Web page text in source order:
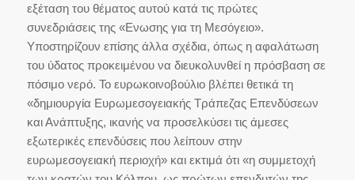
εξέταση του θέματος αυτού κατά τις πρώτες
συνεδριάσεις της «Ενωσης για τη Μεσόγειο».
Υποστηρίζουν επίσης άλλα σχέδια, όπως η αφαλάτωση
του ύδατος προκειμένου να διευκολυνθεί η πρόσβαση σε
πόσιμο νερό. Το ευρωκοινοβούλιο βλέπει θετικά τη
«δημιουργία Ευρωμεσογειακής Τράπεζας Επενδύσεων
και Ανάπτυξης, ικανής να προσελκύσει τις άμεσες
εξωτερικές επενδύσεις που λείπουν στην
ευρωμεσογειακή περιοχή» και εκτιμά ότι «η συμμετοχή